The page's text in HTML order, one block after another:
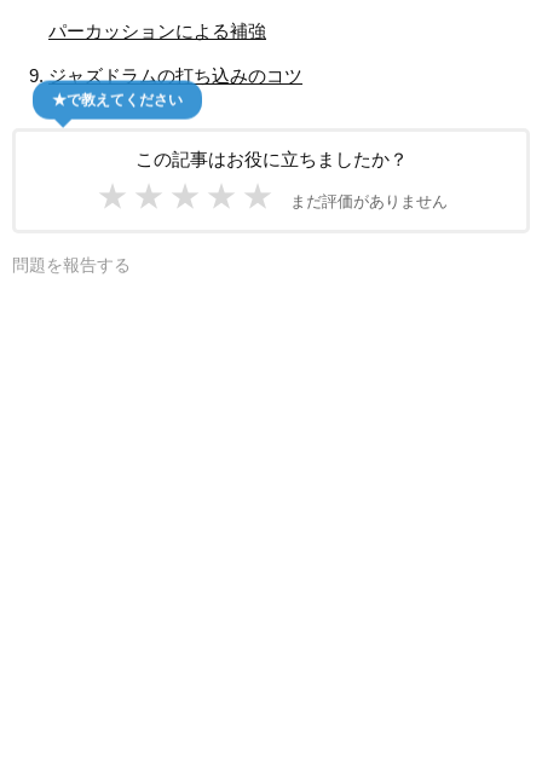
パーカッションによる補強
ジャズドラムの打ち込みのコツ
この記事はお役に立ちましたか？
★ ★ ★ ★ ★ まだ評価がありません
★で教えてください
問題を報告する